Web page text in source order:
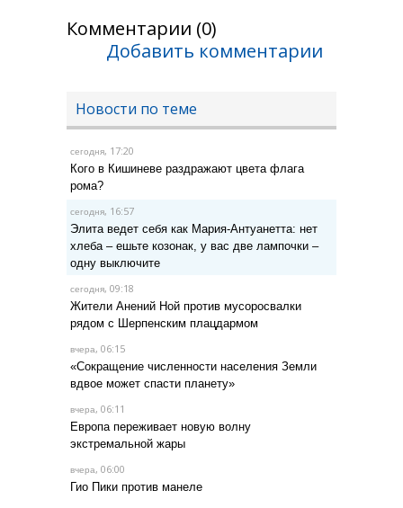
Комментарии (0)
Добавить комментарии
Новости по теме
сегодня, 17:20
Кого в Кишиневе раздражают цвета флага
рома?
сегодня, 16:57
Элита ведет себя как Мария-Антуанетта: нет
хлеба – ешьте козонак, у вас две лампочки –
одну выключите
сегодня, 09:18
Жители Анений Ной против мусоросвалки
рядом с Шерпенским плацдармом
вчера, 06:15
«Сокращение численности населения Земли
вдвое может спасти планету»
вчера, 06:11
Европа переживает новую волну
экстремальной жары
вчера, 06:00
Гио Пики против манеле